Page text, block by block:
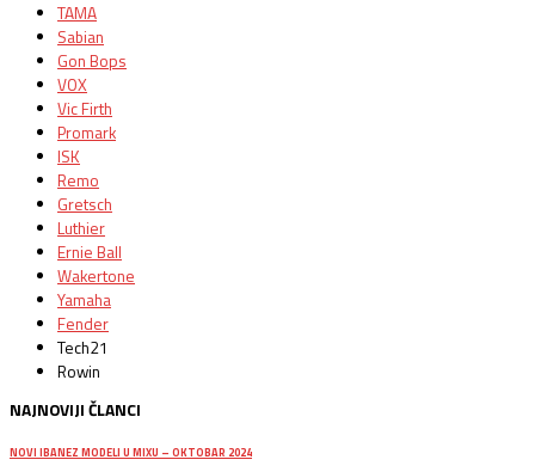
TAMA
Sabian
Gon Bops
VOX
Vic Firth
Promark
ISK
Remo
Gretsch
Luthier
Ernie Ball
Wakertone
Yamaha
Fender
Tech21
Rowin
NAJNOVIJI ČLANCI
NOVI IBANEZ MODELI U MIXU – OKTOBAR 2024